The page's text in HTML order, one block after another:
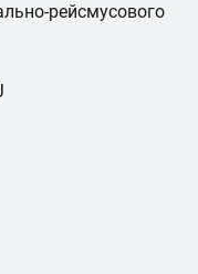
рейсмусового